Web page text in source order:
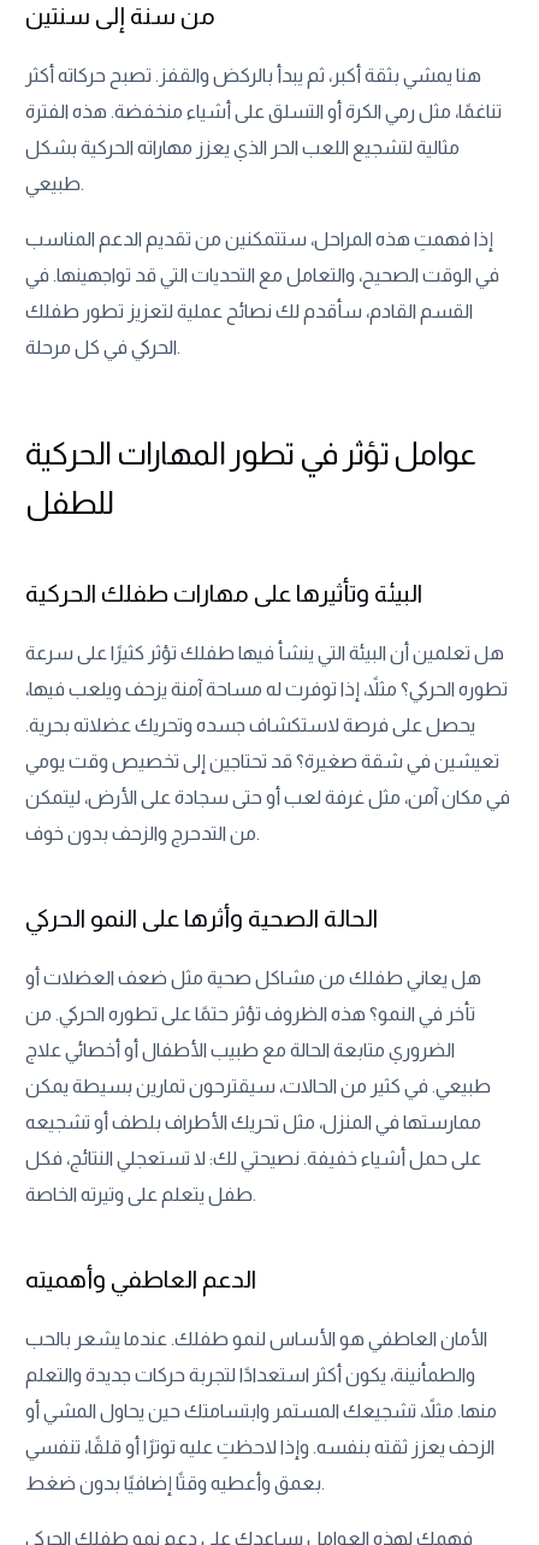
من سنة إلى سنتين
هنا يمشي بثقة أكبر، ثم يبدأ بالركض والقفز. تصبح حركاته أكثر
تناغمًا، مثل رمي الكرة أو التسلق على أشياء منخفضة. هذه الفترة
مثالية لتشجيع اللعب الحر الذي يعزز مهاراته الحركية بشكل
طبيعي.
إذا فهمتِ هذه المراحل، ستتمكنين من تقديم الدعم المناسب
في الوقت الصحيح، والتعامل مع التحديات التي قد تواجهينها. في
القسم القادم، سأقدم لك نصائح عملية لتعزيز تطور طفلك
الحركي في كل مرحلة.
عوامل تؤثر في تطور المهارات الحركية
للطفل
البيئة وتأثيرها على مهارات طفلك الحركية
هل تعلمين أن البيئة التي ينشأ فيها طفلك تؤثر كثيرًا على سرعة
تطوره الحركي؟ مثلاً، إذا توفرت له مساحة آمنة يزحف ويلعب فيها،
يحصل على فرصة لاستكشاف جسده وتحريك عضلاته بحرية.
تعيشين في شقة صغيرة؟ قد تحتاجين إلى تخصيص وقت يومي
في مكان آمن، مثل غرفة لعب أو حتى سجادة على الأرض، ليتمكن
من التدحرج والزحف بدون خوف.
الحالة الصحية وأثرها على النمو الحركي
هل يعاني طفلك من مشاكل صحية مثل ضعف العضلات أو
تأخر في النمو؟ هذه الظروف تؤثر حتمًا على تطوره الحركي. من
الضروري متابعة الحالة مع طبيب الأطفال أو أخصائي علاج
طبيعي. في كثير من الحالات، سيقترحون تمارين بسيطة يمكن
ممارستها في المنزل، مثل تحريك الأطراف بلطف أو تشجيعه
على حمل أشياء خفيفة. نصيحتي لك: لا تستعجلي النتائج، فكل
طفل يتعلم على وتيرته الخاصة.
الدعم العاطفي وأهميته
الأمان العاطفي هو الأساس لنمو طفلك. عندما يشعر بالحب
والطمأنينة، يكون أكثر استعدادًا لتجربة حركات جديدة والتعلم
منها. مثلاً، تشجيعك المستمر وابتسامتك حين يحاول المشي أو
الزحف يعزز ثقته بنفسه. وإذا لاحظتِ عليه توترًا أو قلقًا، تنفسي
بعمق وأعطيه وقتًا إضافيًا بدون ضغط.
فهمك لهذه العوامل يساعدك على دعم نمو طفلك الحركي